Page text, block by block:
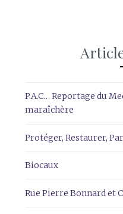
P.A.C… Reportage du
maraîchère
Protéger, Restaurer,
Biocaux
Rue Pierre Bonnard et